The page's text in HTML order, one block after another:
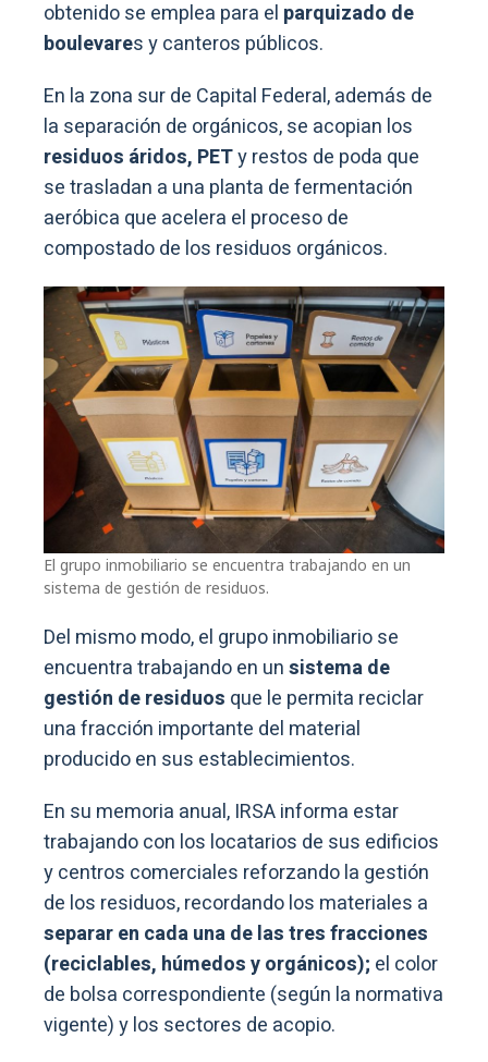
obtenido se emplea para el parquizado de
boulevares y canteros públicos.
En la zona sur de Capital Federal, además de
la separación de orgánicos, se acopian los
residuos áridos, PETy restos de poda que
se trasladan a una planta de fermentación
aeróbica que acelera el proceso de
compostado de los residuos orgánicos.
El grupo inmobiliario se encuentra trabajando en un
sistema de gestión de residuos.
Del mismo modo, el grupo inmobiliario se
encuentra trabajando en unsistema de
gestión de residuos que le permita reciclar
una fracción importante del material
producido en sus establecimientos.
En su memoria anual, IRSA informa estar
trabajando con los locatarios de sus edificios
y centros comerciales reforzando la gestión
de los residuos, recordando los materiales a
separar en cada una de las tres fracciones
(reciclables, húmedos y orgánicos); el color
de bolsa correspondiente (según la normativa
vigente) y los sectores de acopio.